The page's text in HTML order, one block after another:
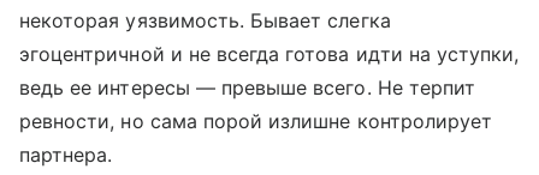
некоторая уязвимость. Бывает слегка
эгоцентричной и не всегда готова идти на уступки,
ведь ее интересы — превыше всего. Не терпит
ревности, но сама порой излишне контролирует
партнера.